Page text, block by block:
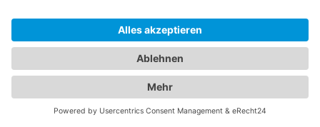
indem Sie sich auf die Fachkompetenz und
Erfahrung unserer Ärzte verlassen.
Jetzt Augenarzt finden!